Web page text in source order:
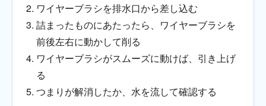
ワイヤーブラシを排水口から差し込む
詰まったものにあたったら、ワイヤーブラシを
前後左右に動かして削る
ワイヤーブラシがスムーズに動けば、引き上げ
る
つまりが解消したか、水を流して確認する